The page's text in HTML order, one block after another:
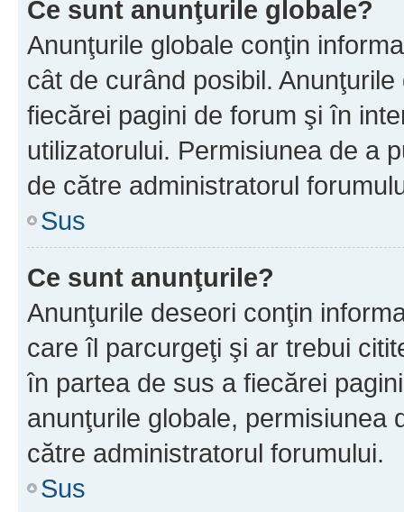
Ce sunt anunţurile globale?
Anunţurile globale conţin
cât de curând posibil.
fiecărei pagini de forum şi în
utilizatorului. Permisiunea de a
de către administratorul
Sus
Ce sunt anunţurile?
Anunţurile deseori conţin
care îl parcurgeţi şi ar trebui
în partea de sus a fiecărei
anunţurile globale, permisiunea
către administratorul forumului.
Sus